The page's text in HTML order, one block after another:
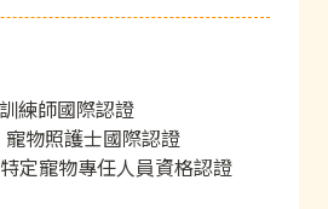
練師國際認證
寵物照護士國際認證
定寵物專任人員資格認證